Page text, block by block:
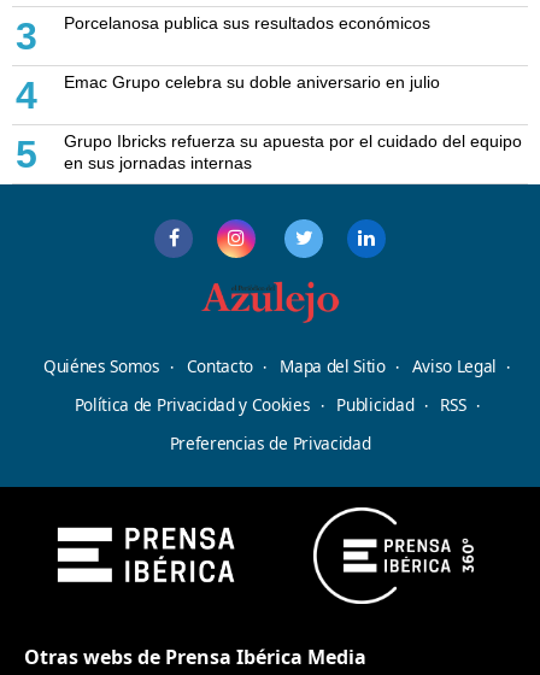
3 Porcelanosa publica sus resultados económicos
4 Emac Grupo celebra su doble aniversario en julio
5
Grupo Ibricks refuerza su apuesta por el cuidado del equipo
en sus jornadas internas
Quiénes Somos Contacto Mapa del Sitio
Aviso Legal
Política de Privacidad y Cookies
Publicidad
RSS
Preferencias de Privacidad
Otras webs de Prensa Ibérica Media